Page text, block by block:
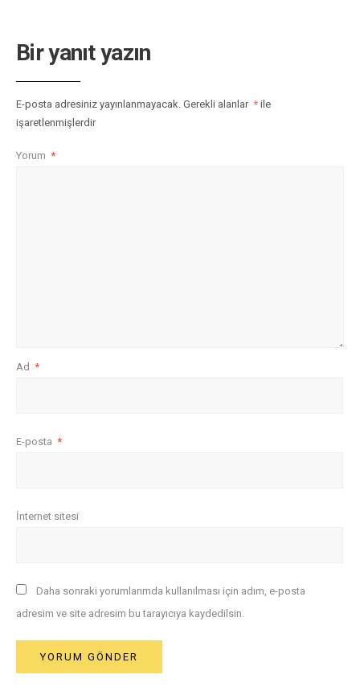
Bir yanıt yazın
E-posta adresiniz yayınlanmayacak. Gerekli alanlar * ile
işaretlenmişlerdir
Yorum *
Ad *
E-posta *
İnternet sitesi
Daha sonraki yorumlarımda kullanılması için adım, e-posta
adresim ve site adresim bu tarayıcıya kaydedilsin.